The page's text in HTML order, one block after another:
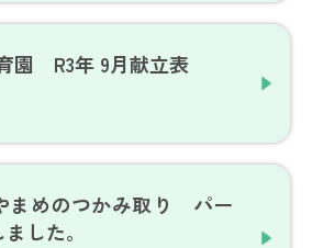
園 R3年 9月献立表
まめのつかみ取り パー
した。